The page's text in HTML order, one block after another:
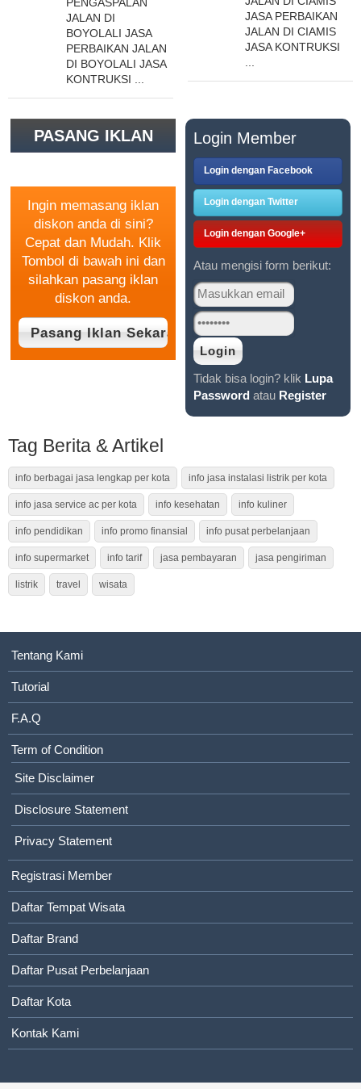
JALAN DI
BOYOLALI JASA
PERBAIKAN JALAN
DI BOYOLALI JASA
KONTRUKSI ...
JASA PERBAIKAN
JALAN DI CIAMIS
JASA KONTRUKSI
PASANG IKLAN
Ingin memasang iklan
diskon anda di sini?
Cepat dan Mudah. Klik
Tombol di bawah ini dan
silahkan pasang iklan
diskon anda.
Login Member
Login dengan Facebook
Login dengan Twitter
Login dengan Google+
Atau mengisi form berikut:
Tidak bisa login? klik Lupa
Password atau Register
Tag Berita & Artikel
info berbagai jasa lengkap per kota info jasa instalasi listrik per kota
info jasa service ac per kota info kesehatan info kuliner
info pendidikan info promo finansial info pusat perbelanjaan
info supermarket info tarif jasa pembayaran jasa pengiriman
listrik travel wisata
Tentang Kami
Tutorial
F.A.Q
Term of Condition
Site Disclaimer
Disclosure Statement
Privacy Statement
Registrasi Member
Daftar Tempat Wisata
Daftar Brand
Daftar Pusat Perbelanjaan
Daftar Kota
Kontak Kami